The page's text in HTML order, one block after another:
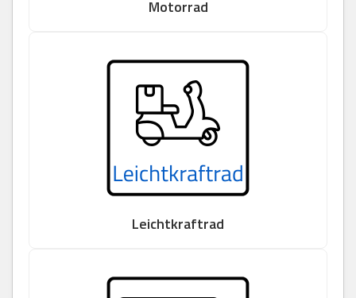
Motorrad
Leichtkraftrad